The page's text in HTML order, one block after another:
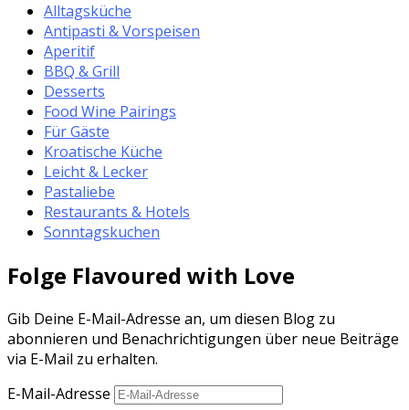
Alltagsküche
Antipasti & Vorspeisen
Aperitif
BBQ & Grill
Desserts
Food Wine Pairings
Für Gäste
Kroatische Küche
Leicht & Lecker
Pastaliebe
Restaurants & Hotels
Sonntagskuchen
Folge Flavoured with Love
Gib Deine E-Mail-Adresse an, um diesen Blog zu
abonnieren und Benachrichtigungen über neue Beiträge
via E-Mail zu erhalten.
E-Mail-Adresse